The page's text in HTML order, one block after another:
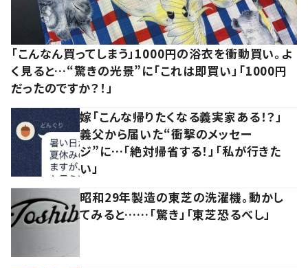
「こんなん買ってしまう」1000円の浴衣を衝動買い。よ
く見ると…“驚きの光景”に「これは即買い」「1000円
だったのですか？！」
嫁「こんな帰りたくなる義実家ある！？」
義父から届いた“衝撃のメッセー
ジ”に…「絶対帰省する！」「私が行きた
い」
昭和29年製造の東芝の洗濯機。動かし
てみると……「驚き」「東芝恐るべし」